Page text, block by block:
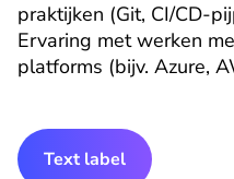
praktijken (Git, CI/CD-
Ervaring met werken
platforms (bijv. Azure,
Text label